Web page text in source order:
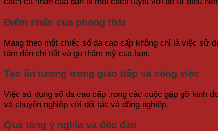
Điểm nhấn của phong thái
Mang theo một chiếc sổ da cao cấp không chỉ là việc sử
tâm đến chi tiết và gu thẩm mỹ của bạn.
Tạo ấn tượng trong giao tiếp và công việc
Việc sử dụng sổ da cao cấp trong các cuộc gặp gỡ kinh
và chuyên nghiệp với đối tác và đồng nghiệp.
Quà tặng ý nghĩa và độc đáo